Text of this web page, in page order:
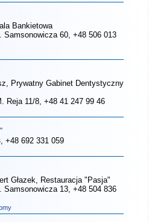
Bankietowa
Samsonowicza 60, +48 506 013
Prywatny Gabinet Dentystyczny
Reja 11/8, +48 41 247 99 46
, +48 692 331 059
Głazek, Restauracja "Pasja"
Samsonowicza 13, +48 504 836